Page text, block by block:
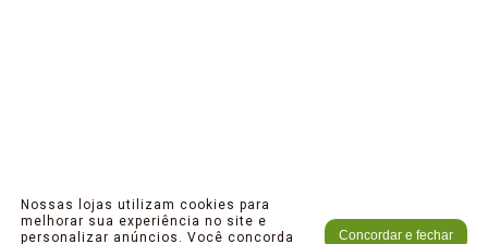
Nossas lojas utilizam cookies para
melhorar sua experiência no site e
personalizar anúncios. Você concorda
Concordar e fechar